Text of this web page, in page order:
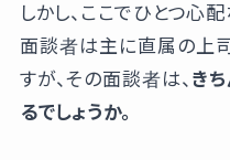
しかし、ここでひとつ心
面談者は主に直属の上
すが、その面談者は、 き
るでしょうか。